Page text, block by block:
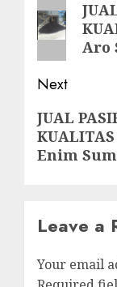
Previous
post:
Aro
Next
Next
post:
JUAL
Enim
Leave a
Your email